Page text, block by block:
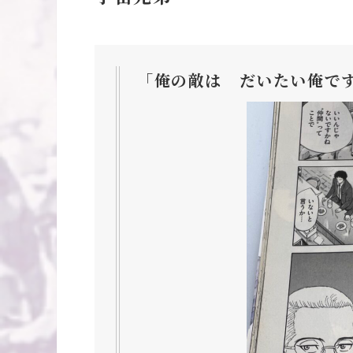
「俺の敵は だいたい俺で